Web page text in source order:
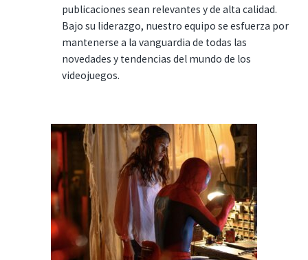
publicaciones sean relevantes y de alta calidad.
Bajo su liderazgo, nuestro equipo se esfuerza por
mantenerse a la vanguardia de todas las
novedades y tendencias del mundo de los
videojuegos.